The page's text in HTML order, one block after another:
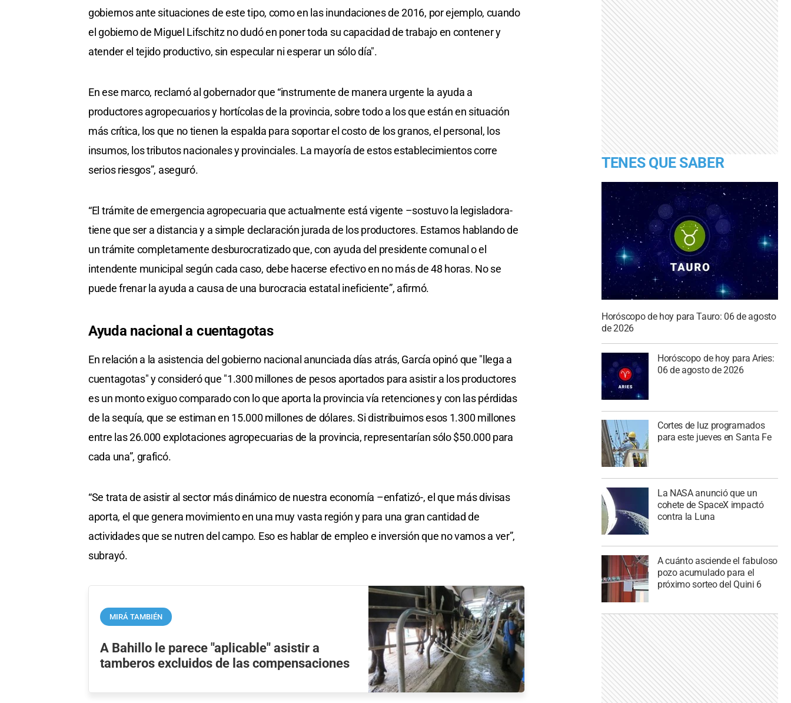
gobiernos ante situaciones de este tipo, como en las inundaciones de 2016, por ejemplo, cuando
el gobierno de Miguel Lifschitz no dudó en poner toda su capacidad de trabajo en contener y
atender el tejido productivo, sin especular ni esperar un sólo día".
En ese marco, reclamó al gobernador que “instrumente de manera urgente la ayuda a
productores agropecuarios y hortícolas de la provincia, sobre todo a los que están en situación
más crítica, los que no tienen la espalda para soportar el costo de los granos, el personal, los
insumos, los tributos nacionales y provinciales. La mayoría de estos establecimientos corre
serios riesgos”, aseguró.
“El trámite de emergencia agropecuaria que actualmente está vigente –sostuvo la legisladora-
tiene que ser a distancia y a simple declaración jurada de los productores. Estamos hablando de
un trámite completamente desburocratizado que, con ayuda del presidente comunal o el
intendente municipal según cada caso, debe hacerse efectivo en no más de 48 horas. No se
puede frenar la ayuda a causa de una burocracia estatal ineficiente”, afirmó.
Ayuda nacional a cuentagotas
En relación a la asistencia del gobierno nacional anunciada días atrás, García opinó que "llega a
cuentagotas" y consideró que "1.300 millones de pesos aportados para asistir a los productores
es un monto exiguo comparado con lo que aporta la provincia vía retenciones y con las pérdidas
de la sequía, que se estiman en 15.000 millones de dólares. Si distribuimos esos 1.300 millones
entre las 26.000 explotaciones agropecuarias de la provincia, representarían sólo $50.000 para
cada una”, graficó.
“Se trata de asistir al sector más dinámico de nuestra economía –enfatizó-, el que más divisas
aporta, el que genera movimiento en una muy vasta región y para una gran cantidad de
actividades que se nutren del campo. Eso es hablar de empleo e inversión que no vamos a ver”,
subrayó.
MIRÁ TAMBIÉN
A Bahillo le parece "aplicable" asistir a
tamberos excluidos de las compensaciones
TENES QUE SABER
Horóscopo de hoy para Tauro: 06 de agosto
de 2026
Horóscopo de hoy para Aries:
06 de agosto de 2026
Cortes de luz programados
para este jueves en Santa Fe
La NASA anunció que un
cohete de SpaceX impactó
contra la Luna
A cuánto asciende el fabuloso
pozo acumulado para el
próximo sorteo del Quini 6